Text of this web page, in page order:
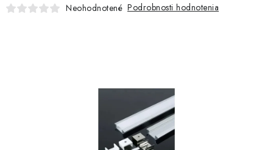
Neohodnotené Podrobnosti hodnotenia